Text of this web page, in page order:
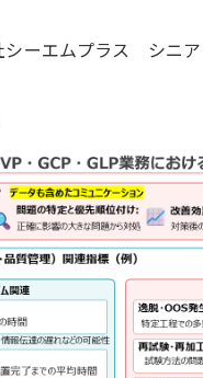
シーエムプラス シニ